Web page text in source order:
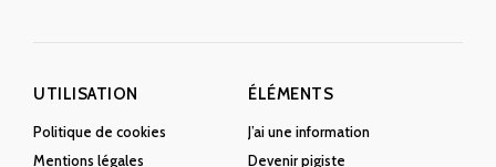
UTILISATION
Politique de cookies
Mentions légales
ÉLÉMENTS
J’ai une information
Devenir pigiste